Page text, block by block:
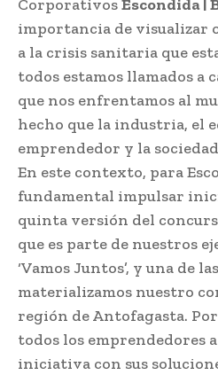
CorporativosEscondida |
importancia de visualizar
a la crisis sanitaria que
todos estamos llamados a
que nos enfrentamos al
hecho que la industria, el
emprendedor y la
En este contexto, para
fundamental impulsar
quinta versión del
que es parte de nuestros
‘Vamos Juntos’, y una de
materializamos nuestro
región de Antofagasta.
todos los emprendedores
iniciativa con sus